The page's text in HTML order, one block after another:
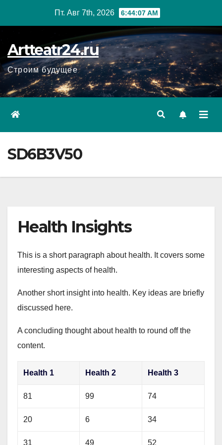
Пт. Авг 7th, 2026 6:44:08 AM
Artteatr24.ru
Строим будущее
SD6B3V50
Health Insights
This is a short paragraph about health. It covers some
interesting aspects of health.
Another short insight into health. Key ideas are briefly
discussed here.
A concluding thought about health to round off the
content.
Health 1 Health 2 Health 3
81 99 74
20 6 34
31 49 52